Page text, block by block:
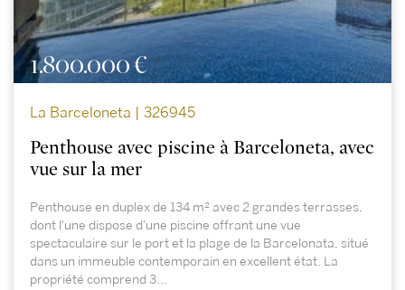
1.800.000 €
La Barceloneta | 326945
Penthouse avec piscine à Barceloneta, avec
vue sur la mer
Penthouse en duplex de 134 m² avec 2 grandes terrasses,
dont l'une dispose d'une piscine offrant une vue
spectaculaire sur le port et la plage de la Barcelonata, situé
dans un immeuble contemporain en excellent état. La
propriété comprend 3...